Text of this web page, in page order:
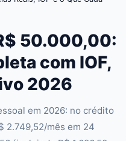
50.000,00:
com IOF,
2026
em 2026: no crédito
2.749,52/mês em 24